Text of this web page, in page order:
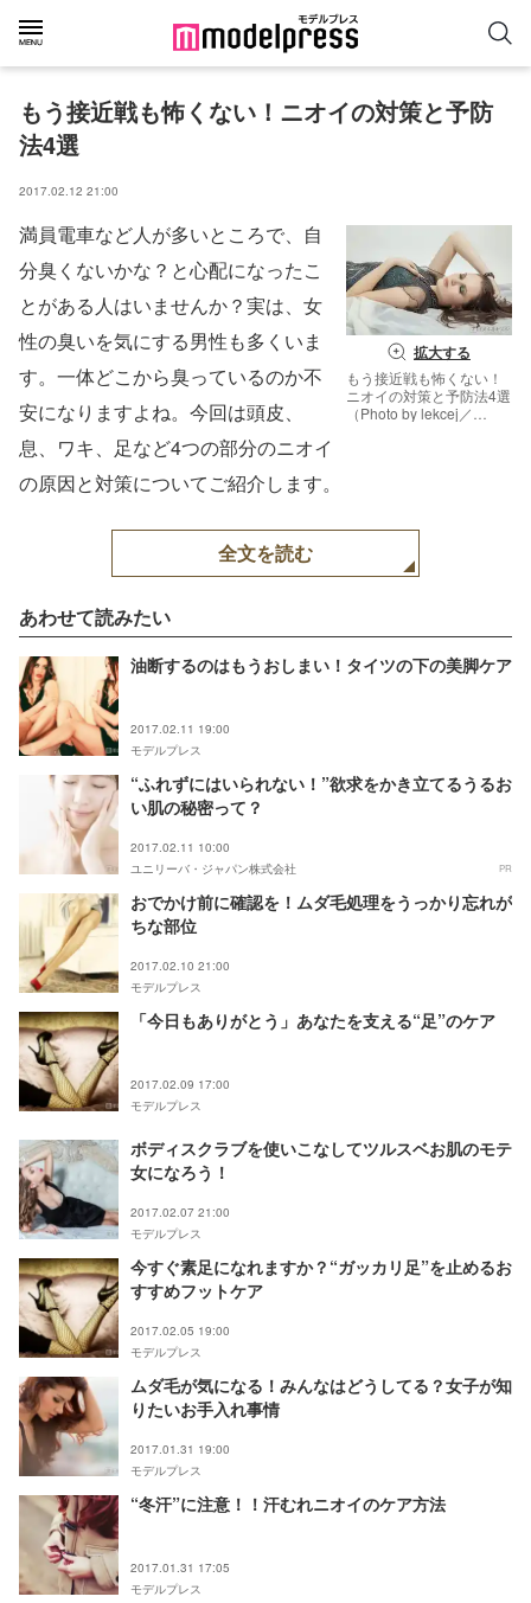
もう接近戦も怖くない！ニオイの対策と予防
法4選
2017.02.12 21:00
拡大する
もう接近戦も怖くない！
ニオイの対策と予防法4選
（Photo by lekcej／
満員電車など人が多いところで、自
分臭くないかな？と心配になったこ
とがある人はいませんか？実は、女
性の臭いを気にする男性も多くいま
す。一体どこから臭っているのか不
安になりますよね。今回は頭皮、
息、ワキ、足など4つの部分のニオイ
の原因と対策についてご紹介します。
全文を読む
あわせて読みたい
油断するのはもうおしまい！タイツの下の美脚ケア
2017.02.11 19:00
モデルプレス
“ふれずにはいられない！”欲求をかき立てるうるお
い肌の秘密って？
2017.02.11 10:00
ユニリーバ・ジャパン株式会社
PR
おでかけ前に確認を！ムダ毛処理をうっかり忘れが
ちな部位
2017.02.10 21:00
モデルプレス
「今日もありがとう」あなたを支える“足”のケア
2017.02.09 17:00
モデルプレス
ボディスクラブを使いこなしてツルスベお肌のモテ
女になろう！
2017.02.07 21:00
モデルプレス
今すぐ素足になれますか？“ガッカリ足”を止めるお
すすめフットケア
2017.02.05 19:00
モデルプレス
ムダ毛が気になる！みんなはどうしてる？女子が知
りたいお手入れ事情
2017.01.31 19:00
モデルプレス
“冬汗”に注意！！汗むれニオイのケア方法
2017.01.31 17:05
モデルプレス